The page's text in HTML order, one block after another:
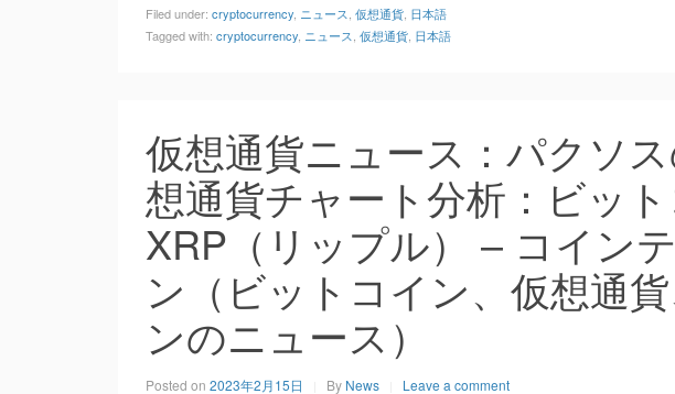
Filed under: cryptocurrency ニュース 仮想通貨 日本語
Tagged with: cryptocurrency ニュース 仮想通貨 日本語
仮想通貨ニュース：パクソ
想通貨チャート分析：ビッ
XRP（リップル） – コイン
ン（ビットコイン、仮想通
ンのニュース）
Posted on 2023年2月15日 By News Leave a comment